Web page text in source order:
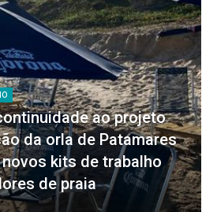
ao projeto
da orla de Patamares
kits de trabalho
de praia